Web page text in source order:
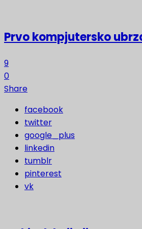
Prvo kompjutersko
9
0
Share
facebook
twitter
google_plus
linkedin
tumblr
pinterest
vk